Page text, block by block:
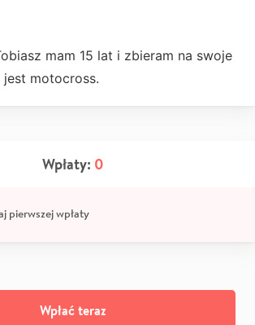
mam 15 lat i zbieram na swoje
jest motocross.
Wpłaty: 0
pierwszej wpłaty
Wpłać teraz